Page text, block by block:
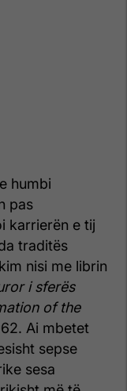
humbi
pas
karrierën e tij
traditës
nisi me librin
i sferës
of the
Ai mbetet
sepse
sesa